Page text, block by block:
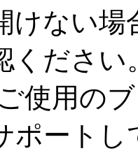
けない場
ください
使用の
ポートし